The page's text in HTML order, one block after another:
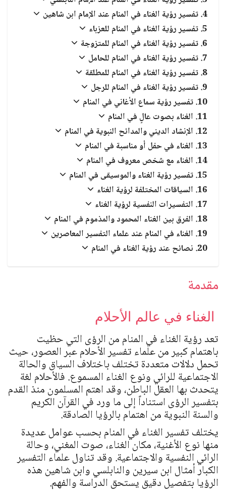
تفسير رؤية الغناء في المنام عند الإمام ابن شاهين
تفسير رؤية الغناء في المنام للعزباء
تفسير رؤية الغناء في المنام للمتزوجة
تفسير رؤية الغناء في المنام للحامل
تفسير رؤية الغناء في المنام للمطلقة
تفسير رؤية الغناء في المنام للرجل
تفسير رؤية سماع الأغاني في المنام
الغناء بصوت عالٍ في المنام
الإنشاد الديني والمدائح النبوية في المنام
الغناء في حفل أو مناسبة في المنام
الغناء مع شخص معروف في المنام
تفسير رؤية الغناء والموسيقى في المنام
السياقات المختلفة لرؤية الغناء
التفسيرات النفسية لرؤية الغناء
الفرق بين الغناء المحمود والمذموم في المنام
الغناء في المنام عند علماء التفسير المعاصرين
نصائح عند رؤية الغناء في المنام
مقدمة
الغناء في عالم الأحلام
تعد رؤية الغناء في المنام من الرؤى التي حظيت
باهتمام كبير من علماء تفسير الأحلام عبر العصور، حيث
تحمل دلالات متعددة تختلف باختلاف السياق والحالة
الاجتماعية للرائي ونوع الغناء المسموع. فالأحلام لغة
يتحدث بها العقل الباطن، وقد اهتم المسلمون منذ القدم
بتفسير الرؤى استناداً إلى ما ورد في القرآن الكريم
والسنة النبوية من اهتمام بالرؤيا الصادقة.
يختلف تفسير الغناء في المنام بحسب عوامل عديدة
منها نوع الأغنية، مكان الغناء، صوت المغني، وحالة
الرائي النفسية والاجتماعية. وقد تناول علماء التفسير
الكبار أمثال ابن سيرين والنابلسي وابن شاهين هذه
الرؤيا بتفصيل دقيق يستحق الدراسة والفهم.